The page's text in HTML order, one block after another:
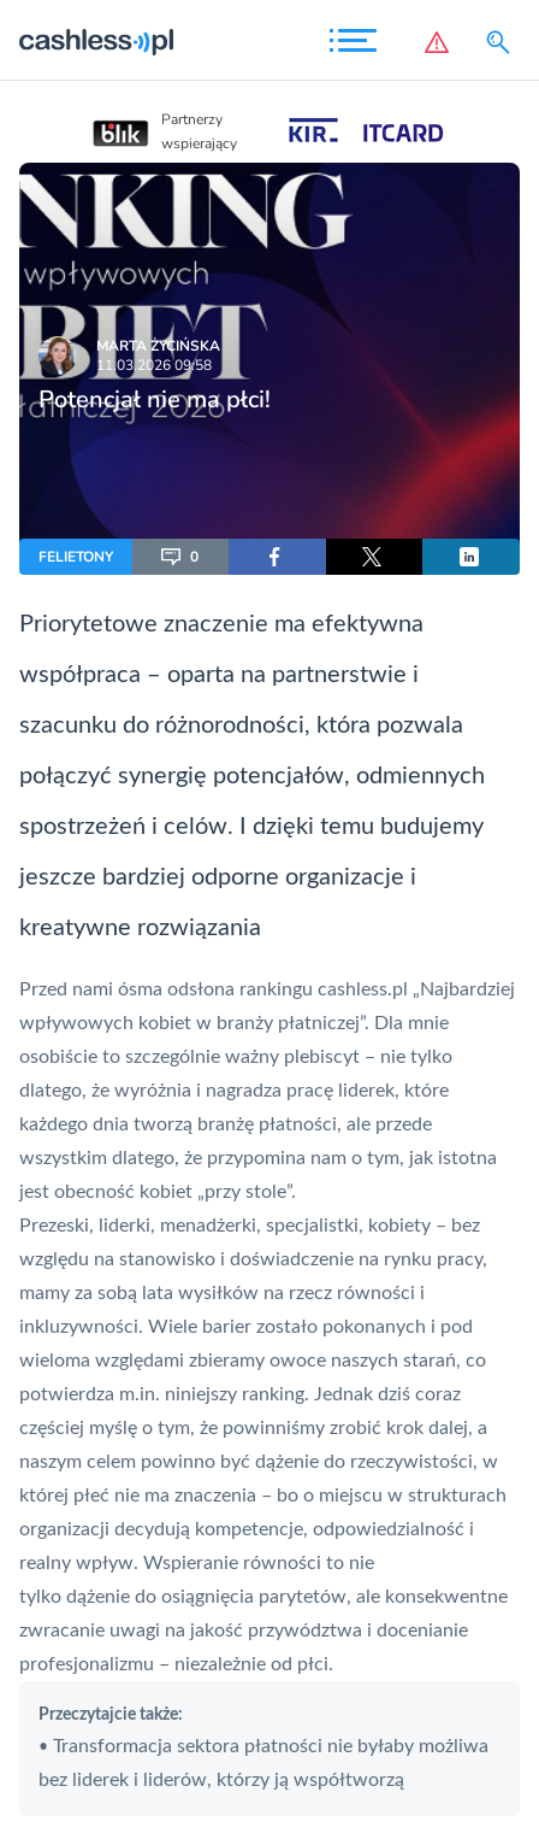
Partnerzy
wspierający
MARTA ŻYCIŃSKA
11.03.2026 09:58
Potencjał nie ma płci!
FELIETONY 0
Priorytetowe znaczenie ma efektywna
współpraca – oparta na partnerstwie i
szacunku do różnorodności, która pozwala
połączyć synergię potencjałów, odmiennych
spostrzeżeń i celów. I dzięki temu budujemy
jeszcze bardziej odporne organizacje i
kreatywne rozwiązania
Przed nami ósma odsłona rankingu cashless.pl „Najbardziej
wpływowych kobiet w branży płatniczej”. Dla mnie
osobiście to szczególnie ważny plebiscyt – nie tylko
dlatego, że wyróżnia i nagradza pracę liderek, które
każdego dnia tworzą branżę płatności, ale przede
wszystkim dlatego, że przypomina nam o tym, jak istotna
jest obecność kobiet „przy stole”.
Prezeski, liderki, menadżerki, specjalistki, kobiety – bez
względu na stanowisko i doświadczenie na rynku pracy,
mamy za sobą lata wysiłków na rzecz równości i
inkluzywności. Wiele barier zostało pokonanych i pod
wieloma względami zbieramy owoce naszych starań, co
potwierdza m.in. niniejszy ranking. Jednak dziś coraz
częściej myślę o tym, że powinniśmy zrobić krok dalej, a
naszym celem powinno być dążenie do rzeczywistości, w
której płeć nie ma znaczenia – bo o miejscu w strukturach
organizacji decydują kompetencje, odpowiedzialność i
realny wpływ. Wspieranie równości to nie
tylko dążenie do osiągnięcia parytetów, ale konsekwentne
zwracanie uwagi na jakość przywództwa i docenianie
profesjonalizmu – niezależnie od płci.
Przeczytajcie także:
• Transformacja sektora płatności nie byłaby możliwa
bez liderek i liderów, którzy ją współtworzą